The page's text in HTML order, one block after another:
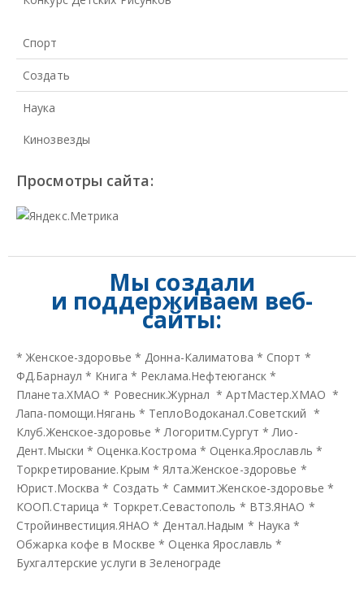
Спорт
Создать
Наука
Кинозвезды
Просмотры сайта:
Мы создали
и поддерживаем веб-
сайты:
*Женское-здоровье * Донна-Калиматова * Спорт *
ФД.Барнаул * Книга * Реклама.Нефтеюганск *
Планета.ХМАО * Ровесник.Журнал *АртМастер.ХМАО *
Лапа-помощи.Нягань * ТеплоВодоканал.Советский *
Клуб.Женское-здоровье * Логоритм.Сургут * Лио-
Дент.Мыски * Оценка.Кострома * Оценка.Ярославль *
Торкретирование.Крым * Ялта.Женское-здоровье *
Юрист.Москва * Создать * Саммит.Женское-здоровье *
КООП.Старица * Торкрет.Севастополь * ВТЗ.ЯНАО *
Стройинвестиция.ЯНАО * Дентал.Надым * Наука *
Обжарка кофе в Москве * Оценка Ярославль *
Бухгалтерские услуги в Зеленограде